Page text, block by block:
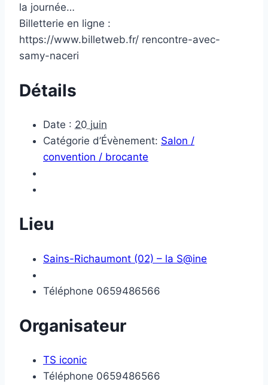
la journée…
Billetterie en ligne :
https://www.billetweb.fr/ rencontre-avec-
samy-naceri
Détails
Date : 20 juin
Catégorie d’Évènement: Salon /
convention / brocante
Lieu
Sains-Richaumont (02) – la S@ine
Téléphone 0659486566
Organisateur
TS iconic
Téléphone 0659486566